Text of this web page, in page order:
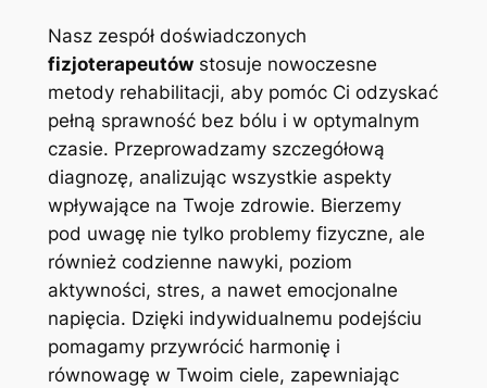
Nasz zespół doświadczonych
fizjoterapeutówstosuje nowoczesne
metody rehabilitacji, aby pomóc Ci odzyskać
pełną sprawność bez bólu i w optymalnym
czasie. Przeprowadzamy szczegółową
diagnozę, analizując wszystkie aspekty
wpływające na Twoje zdrowie. Bierzemy
pod uwagę nie tylko problemy fizyczne, ale
również codzienne nawyki, poziom
aktywności, stres, a nawet emocjonalne
napięcia. Dzięki indywidualnemu podejściu
pomagamy przywrócić harmonię i
równowagę w Twoim ciele, zapewniając